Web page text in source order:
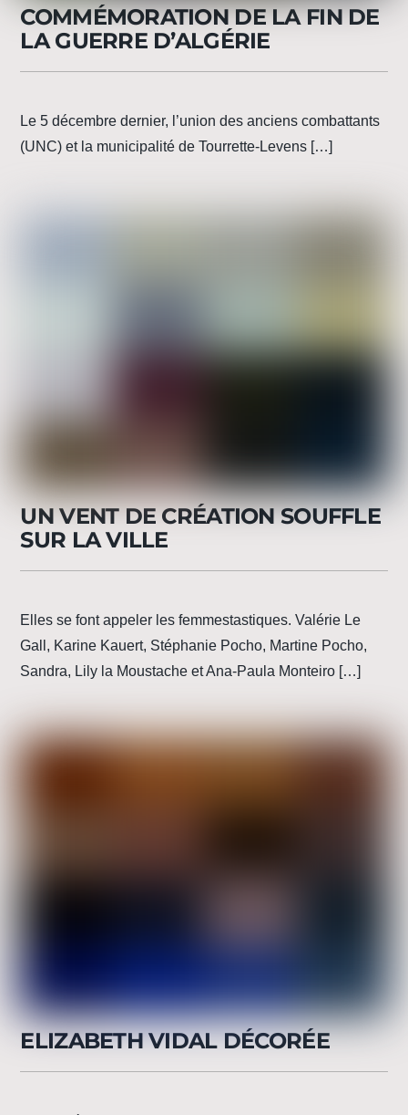
COMMÉMORATION DE LA FIN DE
LA GUERRE D’ALGÉRIE
Le 5 décembre dernier, l’union des anciens combattants
(UNC) et la municipalité de Tourrette-Levens […]
UN VENT DE CRÉATION SOUFFLE
SUR LA VILLE
Elles se font appeler les femmestastiques. Valérie Le
Gall, Karine Kauert, Stéphanie Pocho, Martine Pocho,
Sandra, Lily la Moustache et Ana-Paula Monteiro […]
ELIZABETH VIDAL DÉCORÉE